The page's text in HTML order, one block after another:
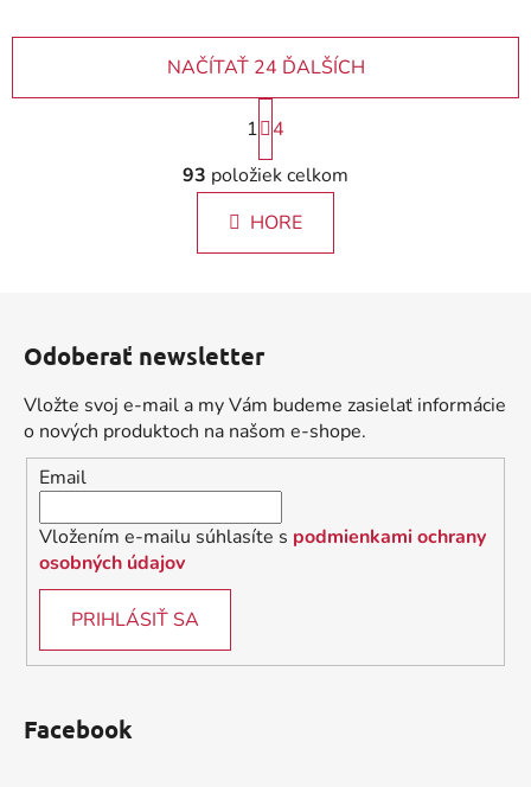
O
v
l
á
d
e
p
r
v
k
y
v
ý
NAČÍTAŤ 24 ĎALŠÍCH
S
t
r
á
n
k
e
1
4
93 položiek celkom
HORE
Odoberať newsletter
Vložte svoj e-mail a my Vám budeme zasielať informácie
o nových produktoch na našom e-shope.
Email
Vložením e-mailu súhlasíte s podmienkami ochrany
osobných údajov
PRIHLÁSIŤ SA
Facebook